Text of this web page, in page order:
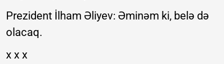
Prezident İlham Əliyev: Əminəm ki, belə də
olacaq.
x x x